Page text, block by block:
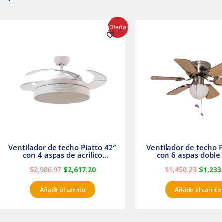
¡Oferta!
Ventilador de techo Piatto 42″
con 4 aspas de acrilico
$2,986.97
$2,986.97.
$2,617.20
precio
actual
Añadir al carrito
Ventilador de techo
con 6 aspas
$1,450.23 $
Añadir al carrito